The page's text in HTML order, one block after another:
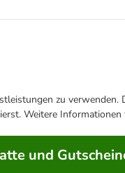
zu
Weitere
und